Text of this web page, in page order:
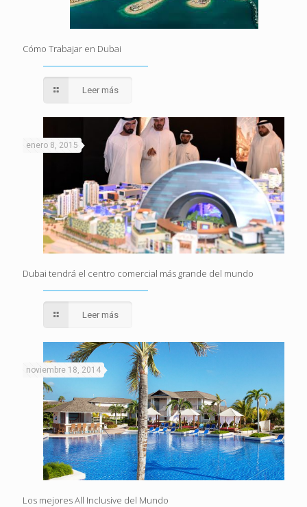
Cómo Trabajar en Dubai
Leer más
enero 8, 2015
Dubai tendrá el centro comercial más grande del mundo
Leer más
noviembre 18, 2014
Los mejores All Inclusive del Mundo